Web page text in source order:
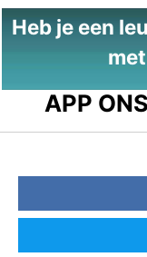
Heb je een
APP